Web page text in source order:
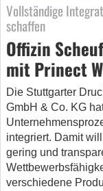
Vollständige
schaffen
Offizin
mit Prinect
Die Stuttgarter
GmbH & Co. KG
integriert. Damit
gering und
verschiedene